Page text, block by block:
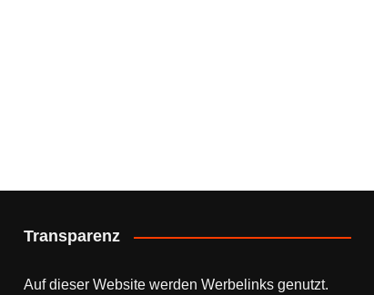
Transparenz
Auf dieser Website werden Werbelinks genutzt.